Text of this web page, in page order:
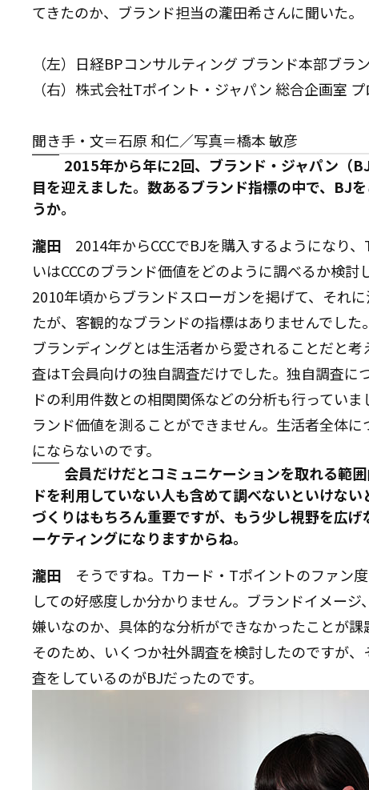
てきたのか、ブランド担当の瀧田希さんに聞いた。
（左）日経BPコンサルティング ブランド本部ブ
（右）株式会社Tポイント・ジャパン 総合企画室
聞き手・文＝石原 和仁／写真＝橋本 敏彦
2015年から年に2回、ブランド・ジャパン（
目を迎えました。数あるブランド指標の中で、BJ
うか。
瀧田 2014年からCCCでBJを購入するようになり
いはCCCのブランド価値をどのように調べるか検
2010年頃からブランドスローガンを掲げて、それ
たが、客観的なブランドの指標はありませんでした。
ブランディングとは生活者から愛されることだと
査はT会員向けの独自調査だけでした。独自調査に
ドの利用件数との相関関係などの分析も行ってい
ランド価値を測ることができません。生活者全体
にならないのです。
会員だけだとコミュニケーションを取れる範
ドを利用していない人も含めて調べないといけな
づくりはもちろん重要ですが、もう少し視野を広
ーケティングになりますからね。
瀧田 そうですね。Tカード・Tポイントのファン
しての好感度しか分かりません。ブランドイメージ
嫌いなのか、具体的な分析ができなかったことが課
そのため、いくつか社外調査を検討したのですが
査をしているのがBJだったのです。